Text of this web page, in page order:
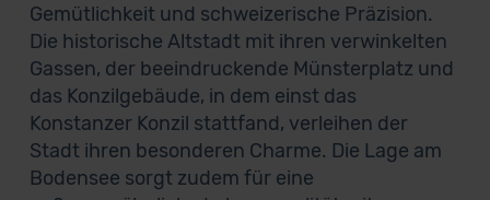
Gemütlichkeit und schweizerische Präzision.
Die historische Altstadt mit ihren verwinkelten
Gassen, der beeindruckende Münsterplatz und
das Konzilgebäude, in dem einst das
Konstanzer Konzil stattfand, verleihen der
Stadt ihren besonderen Charme. Die Lage am
Bodensee sorgt zudem für eine